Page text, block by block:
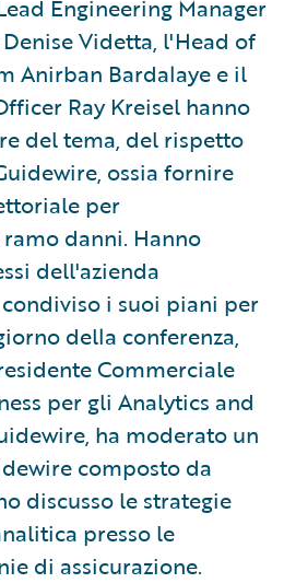
Engineering Manager
Videtta, l'Head of
Anirban Bardalaye e il
Ray Kreisel hanno
del tema, del rispetto
ossia fornire
per
danni. Hanno
dell'azienda
i suoi piani per
della conferenza,
Commerciale
per gli Analytics and
ha moderato un
composto da
discusso le strategie
presso le
di assicurazione.